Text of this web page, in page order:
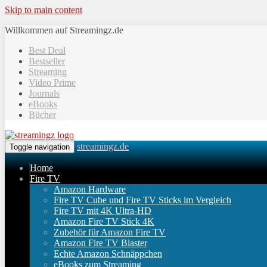
Skip to main content
Willkommen auf Streamingz.de
Best Deal
Bestseller
Streaming
Video Prime
Journals
eBooks
Bücher
Toggle navigation streamingz.de
Home
Fire TV
Amazon Hardware
Fire TV Cube und Fire TV Sticks im Vergleich
Fire TV mit 4K Ultra-HD
Amazon Fire TV Stick 4K
Zubehör für Amazon Fire TV
Amazon Fire TV Blaster
Echte Amazon Schnäppchen
eBooks zum Streaming